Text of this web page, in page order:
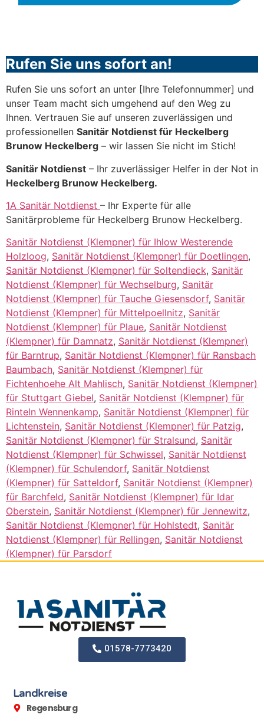
Rufen Sie uns sofort an!
Rufen Sie uns sofort an unter [Ihre Telefonnummer] und
unser Team macht sich umgehend auf den Weg zu
Ihnen. Vertrauen Sie auf unseren zuverlässigen und
professionellen Sanitär Notdienst für Heckelberg
Brunow Heckelberg – wir lassen Sie nicht im Stich!
Sanitär Notdienst – Ihr zuverlässiger Helfer in der Not in
Heckelberg Brunow Heckelberg.
1A Sanitär Notdienst – Ihr Experte für alle
Sanitärprobleme für Heckelberg Brunow Heckelberg.
Sanitär Notdienst (Klempner) für Ihlow Westerende
Holzloog, Sanitär Notdienst (Klempner) für Doetlingen,
Sanitär Notdienst (Klempner) für Soltendieck, Sanitär
Notdienst (Klempner) für Wechselburg, Sanitär
Notdienst (Klempner) für Tauche Giesensdorf, Sanitär
Notdienst (Klempner) für Mittelpoellnitz, Sanitär
Notdienst (Klempner) für Plaue, Sanitär Notdienst
(Klempner) für Damnatz, Sanitär Notdienst (Klempner)
für Barntrup, Sanitär Notdienst (Klempner) für Ransbach
Baumbach, Sanitär Notdienst (Klempner) für
Fichtenhoehe Alt Mahlisch, Sanitär Notdienst (Klempner)
für Stuttgart Giebel, Sanitär Notdienst (Klempner) für
Rinteln Wennenkamp, Sanitär Notdienst (Klempner) für
Lichtenstein, Sanitär Notdienst (Klempner) für Patzig,
Sanitär Notdienst (Klempner) für Stralsund, Sanitär
Notdienst (Klempner) für Schwissel, Sanitär Notdienst
(Klempner) für Schulendorf, Sanitär Notdienst
(Klempner) für Satteldorf, Sanitär Notdienst (Klempner)
für Barchfeld, Sanitär Notdienst (Klempner) für Idar
Oberstein, Sanitär Notdienst (Klempner) für Jennewitz,
Sanitär Notdienst (Klempner) für Hohlstedt, Sanitär
Notdienst (Klempner) für Rellingen, Sanitär Notdienst
(Klempner) für Parsdorf
01578-7773420
Landkreise
Regensburg